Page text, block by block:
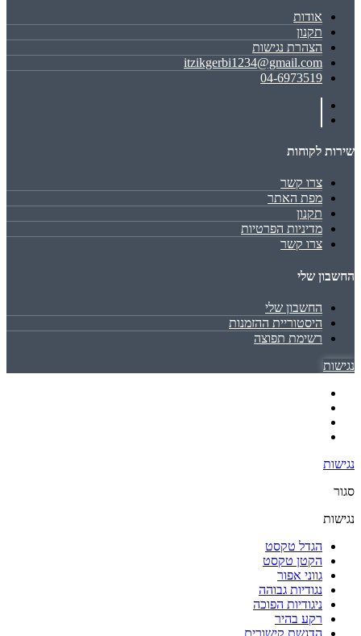
אודות
תקנון
הצהרת נגישות
itzikgerbi1234@gmail.com
04-6973519
שירות לקוחות
צרו קשר
מפת האתר
תקנון
מדיניות הפרטיות
צרו קשר
החשבון שלי
החשבון שלי
היסטוריית ההזמנות
רשימת תפוצה
נגישות
נגישות
סגור
נגישות
הגדל טקסט
הקטן טקסט
גווני אפור
נגודיות גבוהה
ניגודיות הפוכה
רקע בהיר
הדגשת קישורים